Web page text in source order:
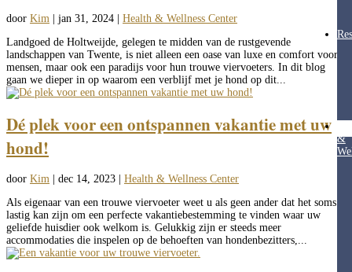
&
door Kim | jan 31, 2024 | Health & Wellness Center
Landgoed de Holtweijde, gelegen te midden van de rustgevende
landschappen van Twente, is niet alleen een oase van luxe en comfort voor
mensen, maar ook een paradijs voor hun trouwe viervoeters. In dit blog
gaan we dieper in op waarom een verblijf met je hond op dit...
Dé plek voor een ontspannen vakantie met uw
hond!
door Kim dec 14, 2023
Health & Wellness Center
Als eigenaar van een trouwe viervoeter weet u als geen ander dat het soms
lastig kan zijn om een perfecte vakantiebestemming te vinden waar uw
geliefde huisdier ook welkom is. Gelukkig zijn er steeds meer
accommodaties die inspelen op de behoeften van hondenbezitters,...